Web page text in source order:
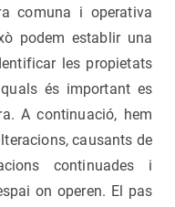
comuna i operativa
podem establir una
les propietats
és important es
A continuació, hem
causants de
continuades i
on operen. El pas